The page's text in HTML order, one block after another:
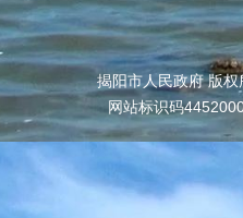
揭阳市人民政府 版
网站标识码